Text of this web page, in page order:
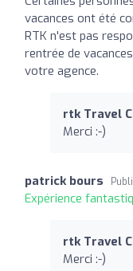
vacances ont été
RTK n'est pas
rentrée de
votre agence.
rtk Travel
Merci :-)
patrick bours
Expérience
rtk Travel
Merci :-)